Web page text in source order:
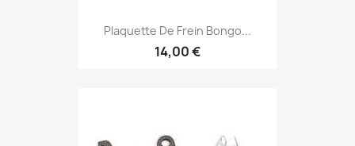
Plaquette De Frein Bongo...
14,00 €